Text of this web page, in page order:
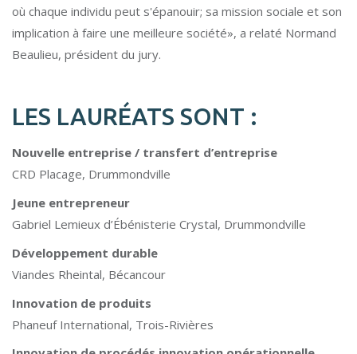
où chaque individu peut s'épanouir; sa mission sociale et son
implication à faire une meilleure société», a relaté Normand
Beaulieu, président du jury.
LES LAURÉATS SONT :
Nouvelle entreprise / transfert d’entreprise
CRD Placage, Drummondville
Jeune entrepreneur
Gabriel Lemieux d’Ébénisterie Crystal, Drummondville
Développement durable
Viandes Rheintal, Bécancour
Innovation de produits
Phaneuf International, Trois-Rivières